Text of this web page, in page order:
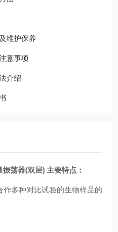
维护保养
意事项
介绍
荡器(双层) 主要特点：
多种对比试验的生物样品的